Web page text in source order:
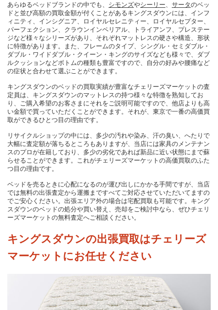
あらゆるベッドブランドの中でも、 シモンズやシーリー サータのベッ
ドと並び高額の買取金額が付くことがあるキングスダウンには、インフ
ィニティ、インシグニア、ロイヤルセレニティー、ロイヤルセプター、
パーフェクション、クラウンインペリアル、トライアンフ、プレステー
ジなど様々なシリーズがあり、それぞれマットレスの硬さや構造、形状
に特徴があります。また、フレームのタイプ、シングル・セミダブル・
ダブル・ワイドダブル・クイーン・キングのサイズなども様々で、ダブ
ルクッションなどボトムの種類も豊富ですので、自分の好みや腰痛など
の症状と合わせて選ぶことができます。
キングスダウンのベッドの買取実績が豊富なチェリーズマーケットの査
定員は、キングスダウンのマットレスの持つ様々な特徴を熟知してお
り、ご購入希望のお客さまにそれをご説明可能ですので、他店よりも高
い金額で買っていただくことができます。それが、東京で一番の高価買
取ができるひとつ目の理由です。
リサイクルショップの中には、多少の汚れや染み、汗の臭い、へたりで
大幅に査定額が落ちるところもありますが、当店には家具のメンテナン
スのプロが在籍しており、多少の劣化であれば新品に近い状態にまで蘇
らせることができます。これがチェリーズマーケットの高価買取のふた
つ目の理由です。
ベッドを売るときに心配になるのが運び出しにかかる手間ですが、当店
では無料の出張査定から運搬まですべてご対応させていただいてますの
でご安心ください。出張エリア外の場合は宅配買取も可能です。キング
スダウンのベッドの処分や買い替え、売却をご検討中なら、ぜひチェリ
ーズマーケットの無料査定へご相談ください。
キングスダウンの出張買取はチェリーズ
マーケットにお任せください